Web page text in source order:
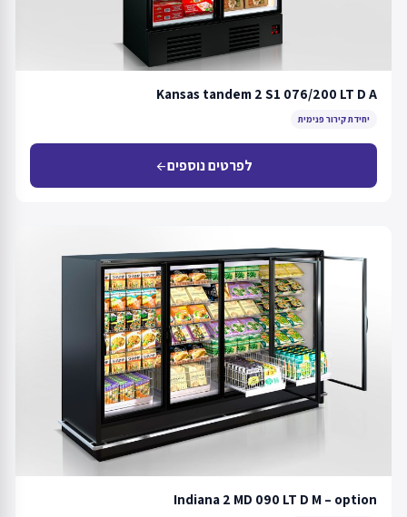
Kansas tandem 2 S1 076/200 LT D A
יחידת קירור פנימית
לפרטים נוספיםarrow_back
Indiana 2 MD 090 LT D M – option